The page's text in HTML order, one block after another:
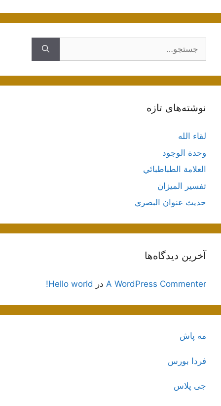
نوشته‌های تازه
لقاء الله
وحدة الوجود
العلامة الطباطبائي
تفسير الميزان
حديث عنوان البصري
آخرین دیدگاه‌ها
A WordPress Commenter در Hello world!
مه پاش
فردا بورس
جی پلاس